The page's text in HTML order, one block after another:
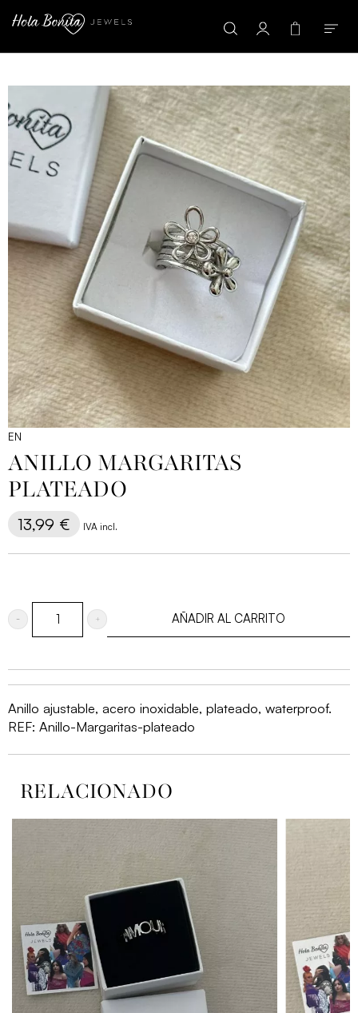
EN
ANILLO MARGARITAS
PLATEADO
13,99 € IVA incl.
Anillo
plateado
AÑADIR AL CARRITO
Anillo ajustable, acero inoxidable, plateado, waterproof.
REF: Anillo-Margaritas-plateado
RELACIONADO